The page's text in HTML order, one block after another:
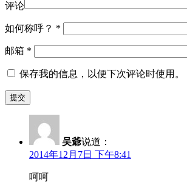
评论
如何称呼？ *
邮箱 *
保存我的信息，以便下次评论时使用。
吴爺说道：
2014年12月7日 下午8:41
呵呵